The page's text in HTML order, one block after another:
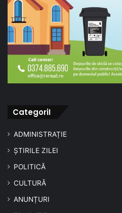
CategoriI
ADMINISTRAȚIE
ȘTIRILE ZILEI
POLITICĂ
CULTURĂ
ANUNȚURI